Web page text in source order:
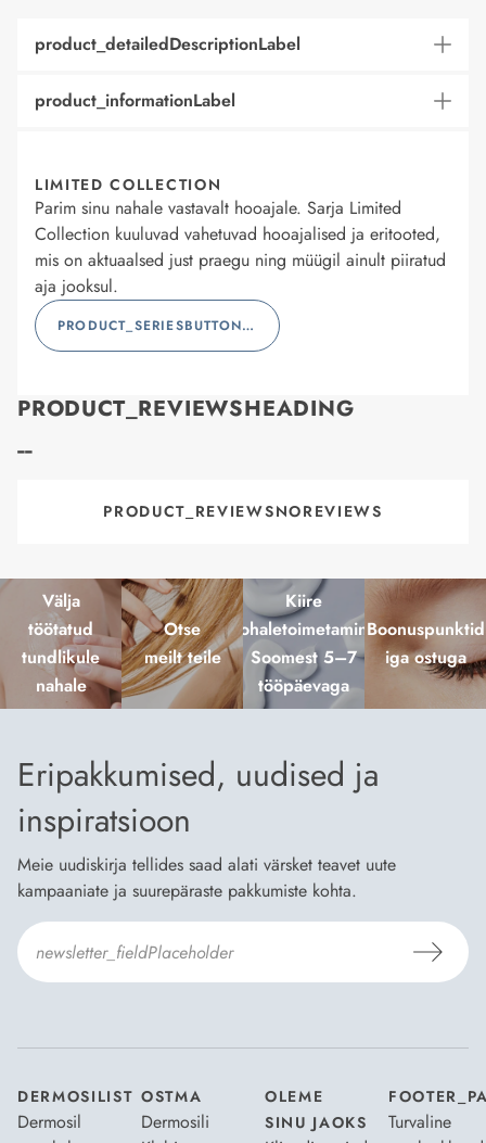
product_detailedDescriptionLabel
product_informationLabel
LIMITED COLLECTION
Parim sinu nahale vastavalt hooajale. Sarja Limited
Collection kuuluvad vahetuvad hooajalised ja eritooted,
mis on aktuaalsed just praegu ning müügil ainult piiratud
aja jooksul.
PRODUCT_SERIESBUTTONLABEL
PRODUCT_REVIEWSHEADING
--
PRODUCT_REVIEWSNOREVIEWS
Välja
töötatud
tundlikule
nahale
Otse
meilt teile
Kiire
kohaletoimetamine
Soomest 5–7
tööpäevaga
Boonuspunktid
iga ostuga
Eripakkumised, uudised ja
inspiratsioon
Meie uudiskirja tellides saad alati värsket teavet uute
kampaaniate ja suurepäraste pakkumiste kohta.
DERMOSILIST
Dermosil
OSTMA
Dermosili
OLEME
SINU JAOKS
Turvaline